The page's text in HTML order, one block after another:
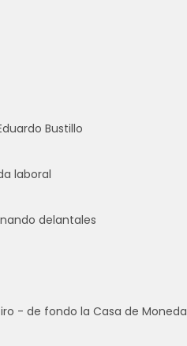
Bustillo
laboral
delantales
- de fondo la Casa de Moneda